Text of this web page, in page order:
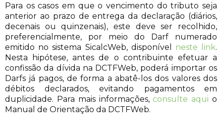
Para os casos em que o vencimento do tributo seja
anterior ao prazo de entrega da declaração (diários,
decenais ou quinzenais), este deve ser recolhido,
preferencialmente, por meio do Darf numerado
emitido no sistema SicalcWeb, disponível neste link.
Nesta hipótese, antes de o contribuinte efetuar a
confissão da dívida na DCTFWeb, poderá importar os
Darfs já pagos, de forma a abatê-los dos valores dos
débitos declarados, evitando pagamentos em
duplicidade. Para mais informações, consulte aqui o
Manual de Orientação da DCTFWeb.